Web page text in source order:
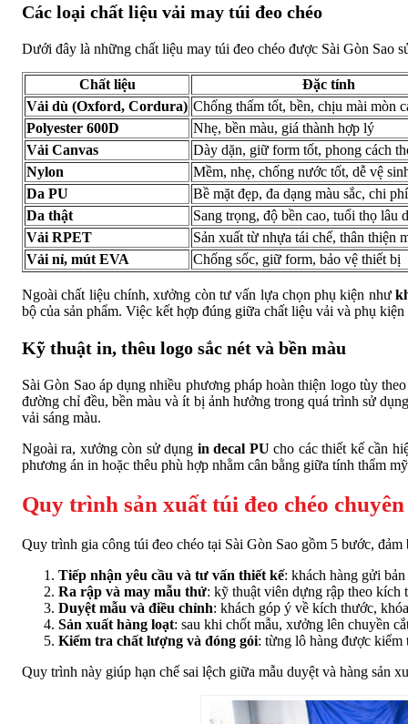
Các loại chất liệu vải may túi đeo chéo
Dưới đây là những chất liệu may túi đeo chéo được Sài Gòn Sao
Chất liệu
Đặc tính
Vải dù (Oxford, Cordura) Chống thấm tốt, bền, chịu mài mòn
Polyester 600D
Nhẹ, bền màu, giá thành hợp lý
Vải Canvas
Dày dặn, giữ form tốt, phong cách
Nylon
Mềm, nhẹ, chống nước tốt, dễ vệ
Da PU
Bề mặt đẹp, đa dạng màu sắc, chi
Da thật
Sang trọng, độ bền cao, tuổi thọ lâu
Vải RPET
Sản xuất từ nhựa tái chế, thân thiện
Vải nỉ, mút EVA
Chống sốc, giữ form, bảo vệ thiết bị
Ngoài chất liệu chính, xưởng còn tư vấn lựa chọn phụ kiện như
bộ của sản phẩm. Việc kết hợp đúng giữa chất liệu vải và phụ
Kỹ thuật in, thêu logo sắc nét và bền màu
Sài Gòn Sao áp dụng nhiều phương pháp hoàn thiện logo tùy
đường chỉ đều, bền màu và ít bị ảnh hưởng trong quá trình sử
vải sáng màu.
Ngoài ra, xưởng còn sử dụng in decal PU cho các thiết kế cần
phương án in hoặc thêu phù hợp nhằm cân bằng giữa tính thẩm
Quy trình sản xuất túi đeo chéo
Quy trình gia công túi đeo chéo tại Sài Gòn Sao gồm 5 bước,
Tiếp nhận yêu cầu và tư vấn thiết kế: khách hàng gửi
Ra rập và may mẫu thử: kỹ thuật viên dựng rập theo kích
Duyệt mẫu và điều chỉnh: khách góp ý về kích thước,
Sản xuất hàng loạt: sau khi chốt mẫu, xưởng lên chuyền
Kiểm tra chất lượng và đóng gói: từng lô hàng được kiểm
Quy trình này giúp hạn chế sai lệch giữa mẫu duyệt và hàng sản